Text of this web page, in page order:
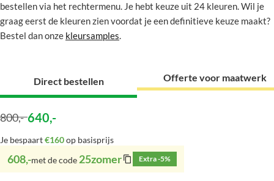
bestellen via het rechtermenu. Je hebt keuze uit 24 kleuren. Wil je
graag eerst de kleuren zien voordat je een definitieve keuze maakt?
Bestel dan onze kleursamples.
Direct bestellen Offerte voor maatwerk
800,- 640,-
Je bespaart€160op basisprijs
608,-met de code 25zomer Extra -5%